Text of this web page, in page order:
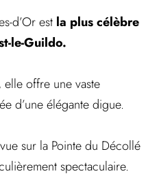
d’Or est la plus célèbre
le-Guildo.
offre une vaste
d’une élégante digue.
sur la Pointe du Décollé
spectaculaire.